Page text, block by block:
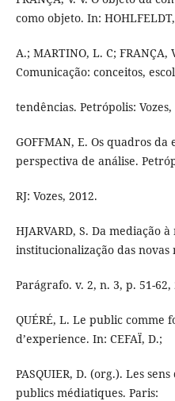
como objeto. In: HOHLFELDT,
A.; MARTINO, L. C; FRANÇA,
Comunicação: conceitos,
tendências. Petrópolis: Vozes,
GOFFMAN, E. Os quadros
perspectiva de análise.
RJ: Vozes, 2012.
HJARVARD, S. Da mediação
institucionalização das novas
Parágrafo. v. 2, n. 3, p. 51-62,
QUÉRÉ, L. Le public comme
d’experience. In: CEFAÏ, D.;
PASQUIER, D. (org.). Les
publics médiatiques. Paris: